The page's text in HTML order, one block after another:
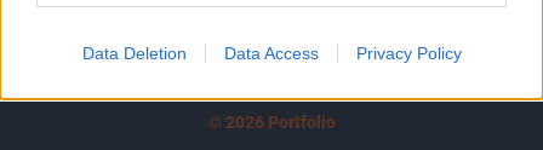
Data Deletion Data Access Privacy Policy
© 2026 Portfolio